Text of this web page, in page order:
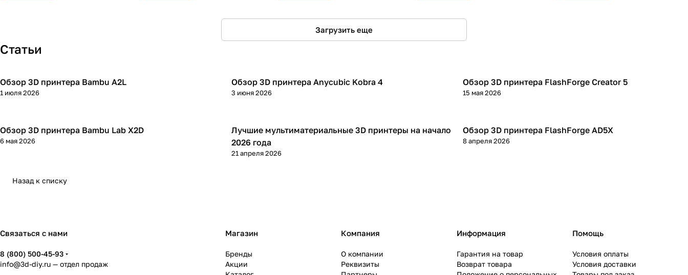
Загрузить еще
Статьи
3D принтеры
Обзор 3D принтера Bambu A2L
1 июля 2026
3D принтеры
Обзор 3D принтера Anycubic Kobra 4
3 июня 2026
3D принтеры
Обзор 3D принтера FlashForge Creator 5
15 мая 2026
3D принтеры
Обзор 3D принтера Bambu Lab X2D
6 мая 2026
3D принтеры
Лучшие мультиматериальные 3D принтеры на начало
2026 года
21 апреля 2026
3D принтеры
Обзор 3D принтера FlashForge AD5X
8 апреля 2026
Назад к списку
Связаться с нами
8 (800) 500-45-93
info@3d-diy.ru — отдел продаж
Магазин
Бренды
Акции
Компания
О компании
Реквизиты
Информация
Гарантия на товар
Возврат товара
Помощь
Условия оплаты
Условия доставки